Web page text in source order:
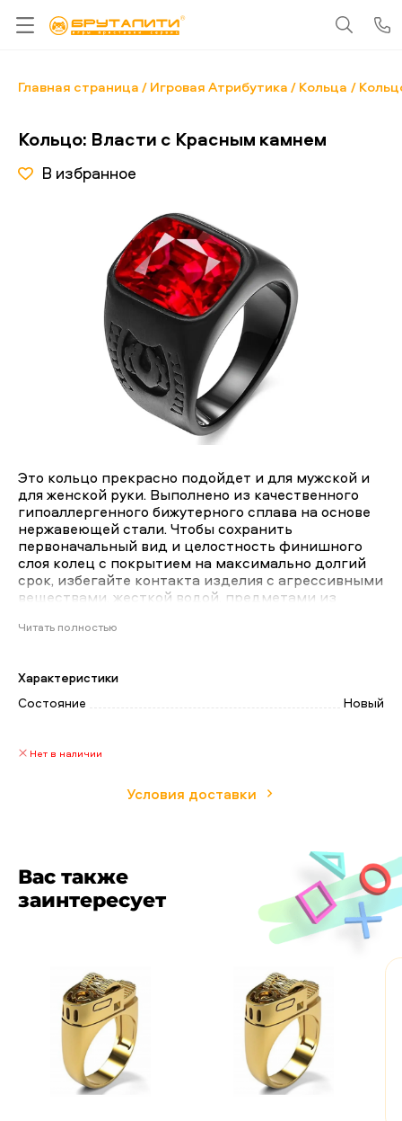
Главная страница Игровая Атрибутика Кольца
Кольцо: Власти с Красным камнем
В избранное
Это кольцо прекрасно подойдет и для мужской и
для женской руки. Выполнено из качественного
гипоаллергенного бижутерного сплава на основе
нержавеющей стали. Чтобы сохранить
первоначальный вид и целостность финишного
слоя колец с покрытием на максимально долгий
срок, избегайте контакта изделия с агрессивными
веществами, жесткой водой, предметами из
из ювелирной стали подойдет для влюбленных,
обручальные кольца; ценителей высококлассной и
практичной бижутерии, которую можно носить
чувствительной кожи.
Читать полностью
Характеристики
Состояние
Новый
Нет в наличии
Условия доставки
Вас также
заинтересует